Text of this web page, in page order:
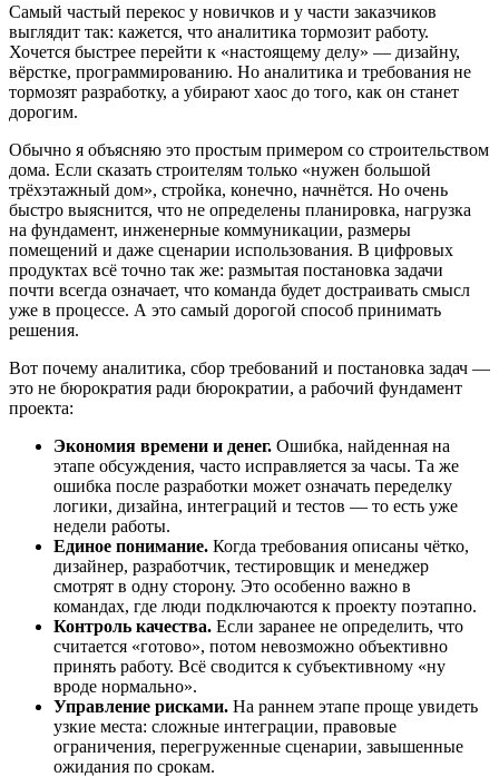
Самый частый перекос у новичков и у части заказчиков
выглядит так: кажется, что аналитика тормозит работу.
Хочется быстрее перейти к «настоящему делу» — дизайну,
вёрстке, программированию. Но аналитика и требования не
тормозят разработку, а убирают хаос до того, как он станет
дорогим.
Обычно я объясняю это простым примером со строительством
дома. Если сказать строителям только «нужен большой
трёхэтажный дом», стройка, конечно, начнётся. Но очень
быстро выяснится, что не определены планировка, нагрузка
на фундамент, инженерные коммуникации, размеры
помещений и даже сценарии использования. В цифровых
продуктах всё точно так же: размытая постановка задачи
почти всегда означает, что команда будет достраивать смысл
уже в процессе. А это самый дорогой способ принимать
решения.
Вот почему аналитика, сбор требований и постановка задач —
это не бюрократия ради бюрократии, а рабочий фундамент
проекта:
Экономия времени и денег. Ошибка, найденная на
этапе обсуждения, часто исправляется за часы. Та же
ошибка после разработки может означать переделку
логики, дизайна, интеграций и тестов — то есть уже
недели работы.
Единое понимание. Когда требования описаны чётко,
дизайнер, разработчик, тестировщик и менеджер
смотрят в одну сторону. Это особенно важно в
командах, где люди подключаются к проекту поэтапно.
Контроль качества. Если заранее не определить, что
считается «готово», потом невозможно объективно
принять работу. Всё сводится к субъективному «ну
вроде нормально».
Управление рисками. На раннем этапе проще увидеть
узкие места: сложные интеграции, правовые
ограничения, перегруженные сценарии, завышенные
ожидания по срокам.